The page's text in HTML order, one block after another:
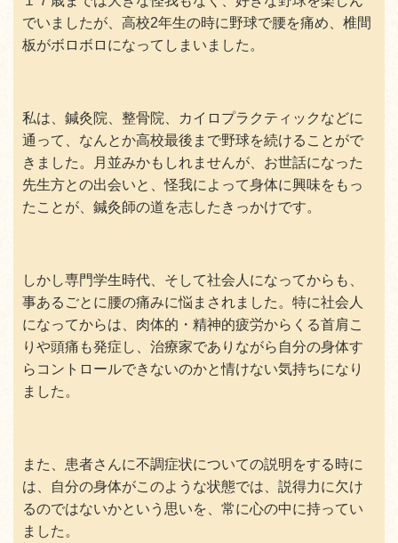
でいましたが、高校2年生の時に野球で腰を痛め、椎間
板がボロボロになってしまいました。
私は、鍼灸院、整骨院、カイロプラクティックなどに
通って、なんとか高校最後まで野球を続けることがで
きました。月並みかもしれませんが、お世話になった
先生方との出会いと、怪我によって身体に興味をもっ
たことが、鍼灸師の道を志したきっかけです。
しかし専門学生時代、そして社会人になってからも、
事あるごとに腰の痛みに悩まされました。特に社会人
になってからは、肉体的・精神的疲労からくる首肩こ
りや頭痛も発症し、治療家でありながら自分の身体す
らコントロールできないのかと情けない気持ちになり
ました。
また、患者さんに不調症状についての説明をする時に
は、自分の身体がこのような状態では、説得力に欠け
るのではないかという思いを、常に心の中に持ってい
ました。